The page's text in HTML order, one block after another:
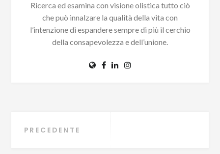
Ricerca ed esamina con visione olistica tutto ciò
che può innalzare la qualità della vita con
l’intenzione di espandere sempre di più il cerchio
della consapevolezza e dell’unione.
Navigazione
PRECEDENTE